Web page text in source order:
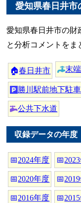
愛知県春日井市
愛知県春日井市の財
と分析コメントをま
🏠春日井市 末
勝川駅前地下駐
公共下水道
収録データの年度
📅2024年度 📅
📅2020年度 📅
📅2016年度 📅